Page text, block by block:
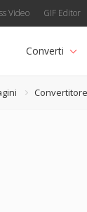
Video GIF Editor
Converti